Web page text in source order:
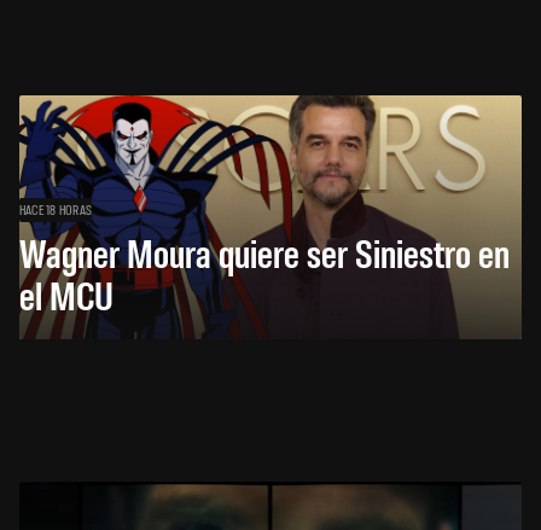
HACE 18 HORAS
Wagner Moura quiere ser Siniestro en
el MCU